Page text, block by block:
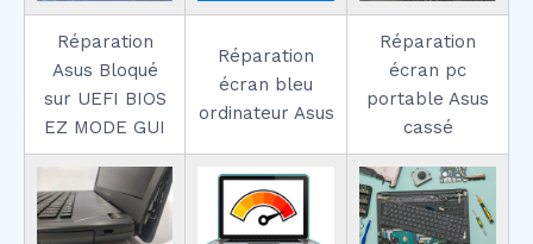
Réparation
Asus Bloqué
sur UEFI BIOS
EZ MODE GUI
Réparation
écran bleu
ordinateur Asus
Réparation
écran pc
portable Asus
cassé